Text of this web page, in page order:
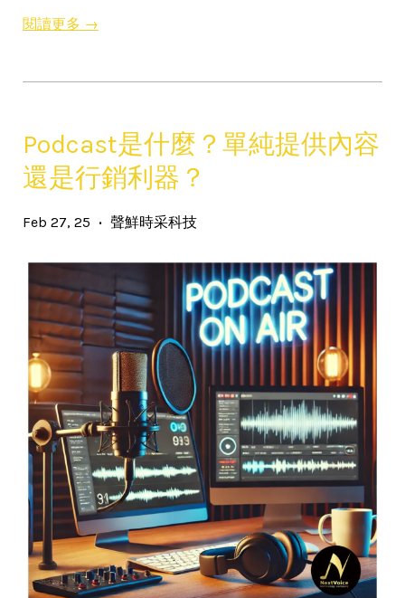
閱讀更多 →
Podcast是什麼？單純提供內容
還是行銷利器？
Feb 27, 25 • 聲鮮時采科技